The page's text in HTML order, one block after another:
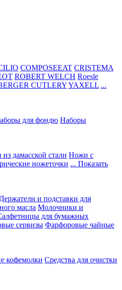
COMPOSEEAT CRISTEMA
ROBERT WELCH Roesle
CUTLERYYAXELL ...
для фондю Наборы
дамасской стали Ножи с
ножеточки ... Показать
Держатели и подставки для
масла Молочники и
для бумажных
сервизы Фарфоровые чайные
кофемолки Средства для очистки